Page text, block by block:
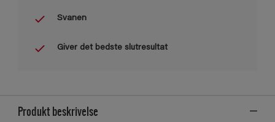
Svanen
Giver det bedste slutresultat
Produkt beskrivelse